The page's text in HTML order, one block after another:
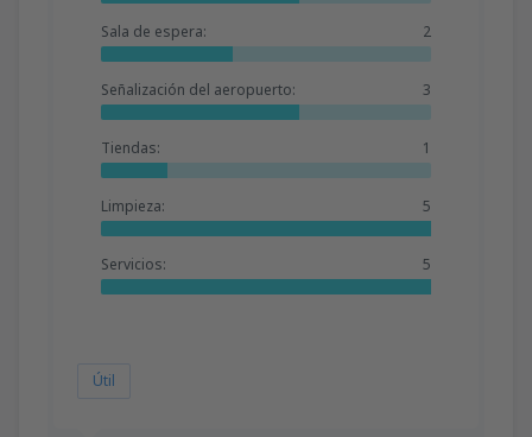
Sala de espera: 2
Señalización del aeropuerto: 3
Tiendas: 1
Limpieza: 5
Servicios: 5
Útil